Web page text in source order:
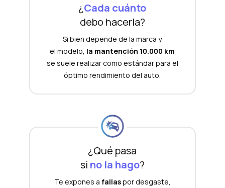
¿Cada cuánto
debo hacerla?
Si bien depende de la marca y
el modelo, la mantención 10.000 km
se suele realizar como estándar para el
óptimo rendimiento del auto.
¿Qué pasa
si no la hago?
Te expones a fallaspor desgaste,